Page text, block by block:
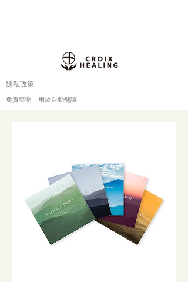
隱私政策
免責聲明，用於自動翻譯